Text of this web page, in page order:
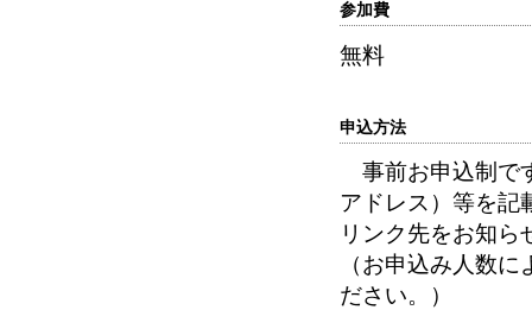
参加費
無料
申込方法
事前お申込制で
アドレス）等を記
リンク先をお知ら
（お申込み人数
ださい。）